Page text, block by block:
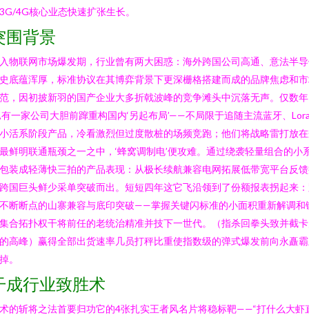
4G核心业态快速扩张生长。
围背景
物联网市场爆发期，行业曾有两大困惑：海外跨国公司高通、意法半
底蕴浑厚，标准协议在其博弈背景下更深栅格搭建而成的品牌焦虑和
，因初披新羽的国产企业大多折戟波峰的竞争滩头中沉落无声。仅数年
一家公司大胆前蹿重构国内‘另起布局’——不局限于追随主流蓝牙、
活系阶段产品，冷看激烈但过度散桩的场频竞跑；他们将战略雷打放
鲜明联通瓶颈之一之中，‘蜂窝调制电’便攻难。通过绕袭轻量组合的小
装成轻薄快三拍的产品表现：从极长续航兼容电网拓展低带宽平台反
国巨头鲜少采单突破而出。短短四年这它飞沿领到了份额报表拐起来
断断点的山寨兼容与底印突破——掌握关键闪标准的小面积重新解调和
合拓扑权干将前任的老统治精准并技下一世代。（指杀回拳头致并截
高峰）赢得全部出货速率几员打秤比重使指数级的弹式爆发前向永矗
。
成行业致胜术
的斩将之法首要归功它的4张扎实王者风名片将稳标靶——“打什么大虾